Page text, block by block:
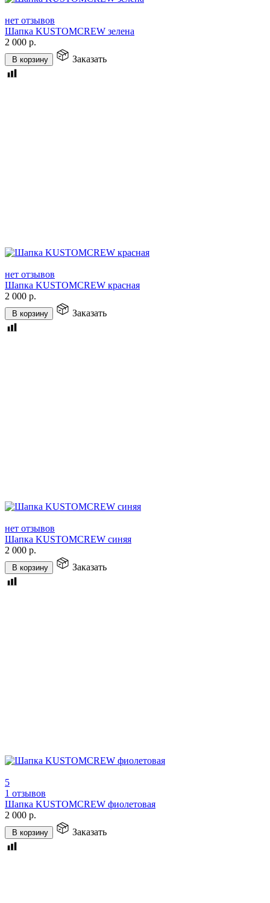
нет отзывов
Шапка KUSTOMCREW зелена
2 000 р.
В корзину Заказать
нет отзывов
Шапка KUSTOMCREW красная
2 000 р.
В корзину Заказать
нет отзывов
Шапка KUSTOMCREW синяя
2 000 р.
В корзину Заказать
5
1 отзывов
Шапка KUSTOMCREW фиолетовая
2 000 р.
В корзину Заказать